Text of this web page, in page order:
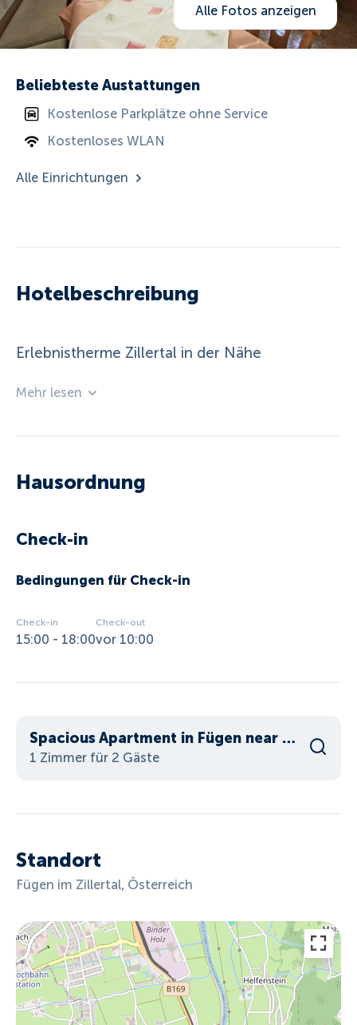
Alle Fotos anzeigen
Beliebteste Austattungen
Kostenlose Parkplätze ohne Service
Kostenloses WLAN
Alle Einrichtungen
Hotelbeschreibung
Erlebnistherme Zillertal in der Nähe
Mehr lesen
Hausordnung
Check-in
Bedingungen für Check-in
Check-in
15:00 - 18:00
Check-out
vor 10:00
Spacious Apartment in Fügen near Ski Area
1 Zimmer für 2 Gäste
Standort
Fügen im Zillertal, Österreich